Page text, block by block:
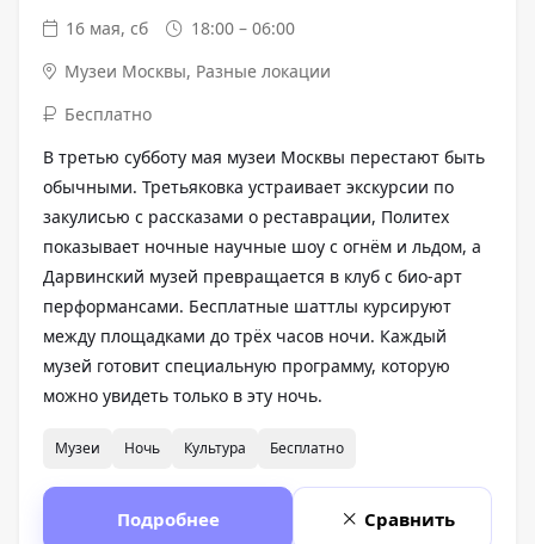
16 мая, сб
18:00 – 06:00
Музеи Москвы, Разные локации
Бесплатно
В третью субботу мая музеи Москвы перестают быть
обычными. Третьяковка устраивает экскурсии по
закулисью с рассказами о реставрации, Политех
показывает ночные научные шоу с огнём и льдом, а
Дарвинский музей превращается в клуб с био-арт
перформансами. Бесплатные шаттлы курсируют
между площадками до трёх часов ночи. Каждый
музей готовит специальную программу, которую
можно увидеть только в эту ночь.
Музеи Ночь Культура Бесплатно
Подробнее Сравнить